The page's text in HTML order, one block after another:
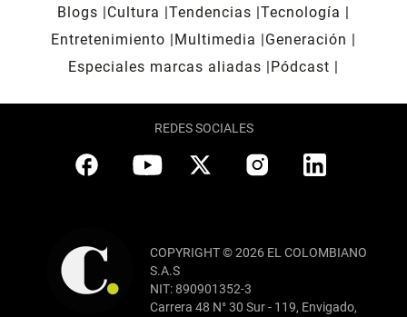
Blogs
Cultura Tendencias Tecnología
Entretenimiento
Multimedia
Generación
Especiales marcas aliadas
Pódcast
REDES SOCIALES
COPYRIGHT © 2026 EL COLOMBIANO
S.A.S
NIT: 890901352-3
Carrera 48 N° 30 Sur - 119, Envigado,